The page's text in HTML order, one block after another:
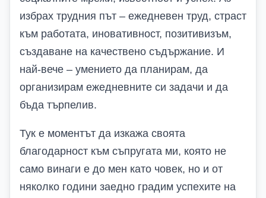
избрах трудния път – ежедневен труд, страст
към работата, иновативност, позитивизъм,
създаване на качествено съдържание. И
най-вече – умението да планирам, да
организирам ежедневните си задачи и да
бъда търпелив.
Тук е моментът да изкажа своята
благодарност към съпругата ми, която не
само винаги е до мен като човек, но и от
няколко години заедно градим успехите на